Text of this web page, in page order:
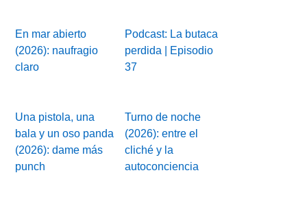
En mar abierto
(2026): naufragio
claro
Podcast: La butaca
perdida | Episodio
37
Una pistola, una
bala y un oso panda
(2026): dame más
punch
Turno de noche
(2026): entre el
cliché y la
autoconciencia